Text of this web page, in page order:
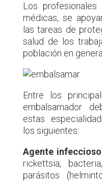
Los
médicas, se
las tareas de
salud de los
población en general.
Entre los
embalsamador
estas
los siguientes:
Agente
rickettsia,
parásitos